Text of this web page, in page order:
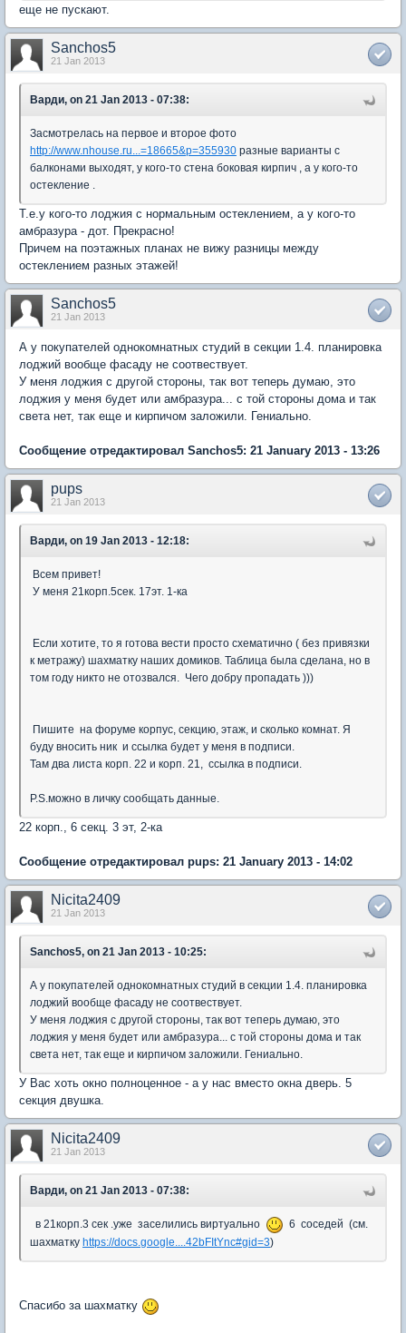
еще не пускают.
Sanchos5
21 Jan 2013
Варди, on 21 Jan 2013 - 07:38:
Засмотрелась на первое и второе фото
http://www.nhouse.ru...=18665&p=355930 разные варианты с
балконами выходят, у кого-то стена боковая кирпич , а у кого-то
остекление .
Т.е.у кого-то лоджия с нормальным остеклением, а у кого-то
амбразура - дот. Прекрасно!
Причем на поэтажных планах не вижу разницы между
остеклением разных этажей!
Sanchos5
21 Jan 2013
А у покупателей однокомнатных студий в секции 1.4. планировка
лоджий вообще фасаду не соотвествует.
У меня лоджия с другой стороны, так вот теперь думаю, это
лоджия у меня будет или амбразура... с той стороны дома и так
света нет, так еще и кирпичом заложили. Гениально.
Сообщение отредактировал Sanchos5: 21 January 2013 - 13:26
pups
21 Jan 2013
Варди, on 19 Jan 2013 - 12:18:
Всем привет!
У меня 21корп.5сек. 17эт. 1-ка
Если хотите, то я готова вести просто схематично ( без привязки
к метражу) шахматку наших домиков. Таблица была сделана, но в
том году никто не отозвался. Чего добру пропадать )))
Пишите на форуме корпус, секцию, этаж, и сколько комнат. Я
буду вносить ник и ссылка будет у меня в подписи.
Там два листа корп. 22 и корп. 21, ссылка в подписи.
P.S.можно в личку сообщать данные.
22 корп., 6 секц. 3 эт, 2-ка
Сообщение отредактировал pups: 21 January 2013 - 14:02
Nicita2409
21 Jan 2013
Sanchos5, on 21 Jan 2013 - 10:25:
А у покупателей однокомнатных студий в секции 1.4. планировка
лоджий вообще фасаду не соотвествует.
У меня лоджия с другой стороны, так вот теперь думаю, это
лоджия у меня будет или амбразура... с той стороны дома и так
света нет, так еще и кирпичом заложили. Гениально.
У Вас хоть окно полноценное - а у нас вместо окна дверь. 5
секция двушка.
Nicita2409
21 Jan 2013
Варди, on 21 Jan 2013 - 07:38:
в 21корп.3 сек .уже заселились виртуально
6 соседей (см.
шахматку https://docs.google....42bFItYnc#gid=3)
Спасибо за шахматку